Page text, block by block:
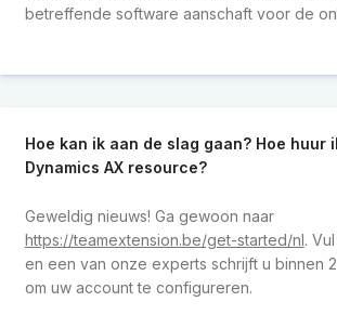
betreffende software aanschaft voor de
Hoe kan ik aan de slag gaan? Hoe huur
Dynamics AX resource?
Geweldig nieuws! Ga gewoon naar
https://teamextension.be/get-started/nl.
en een van onze experts schrijft u binnen
om uw account te configureren.